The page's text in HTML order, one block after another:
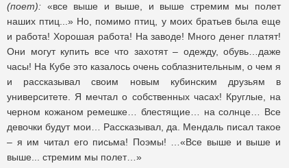
(поет): «все выше и выше, и выше стремим мы полет
наших птиц...» Но, помимо птиц, у моих братьев была еще
и работа! Хорошая работа! На заводе! Много денег платят!
Они могут купить все что захотят – одежду, обувь…даже
часы! На Кубе это казалось очень соблазнительным, о чем я
и рассказывал своим новым кубинским друзьям в
университете. Я мечтал о собственных часах! Круглые, на
черном кожаном ремешке… блестящие… на солнце… Все
девочки будут мои… Рассказывал, да. Мендаль писал такое
– я им читал его письма! Поэмы! …«Все выше и выше и
выше... стремим мы полет…»